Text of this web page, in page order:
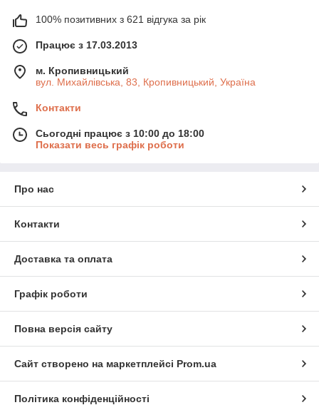
100% позитивних з 621 відгука за рік
Працює з 17.03.2013
м. Кропивницький
вул. Михайлівська, 83, Кропивницький, Україна
Контакти
Сьогодні працює з 10:00 до 18:00
Показати весь графік роботи
Про нас
Контакти
Доставка та оплата
Графік роботи
Повна версія сайту
Сайт створено на маркетплейсі Prom.ua
Політика конфіденційності